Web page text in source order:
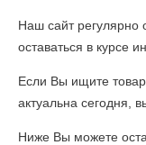
Наш сайт регулярно
оставаться в курсе
Если Вы ищите
актуальна сегодня,
Ниже Вы можете